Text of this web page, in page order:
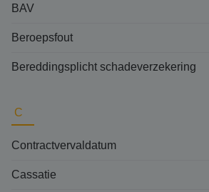
BAV
Beroepsfout
Bereddingsplicht schadeverzekering
C
Contractvervaldatum
Cassatie